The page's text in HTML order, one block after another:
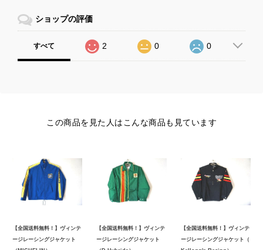
ショップの評価
すべて 2 0 0
この商品を見た人はこんな商品も見ています
【全国送料無料！】ヴィンテ
ージレーシングジャケット
【全国送料無料！】ヴィンテ
ージレーシングジャケット
【全国送料無料！】ヴィンテ
ージレーシングジャケット（